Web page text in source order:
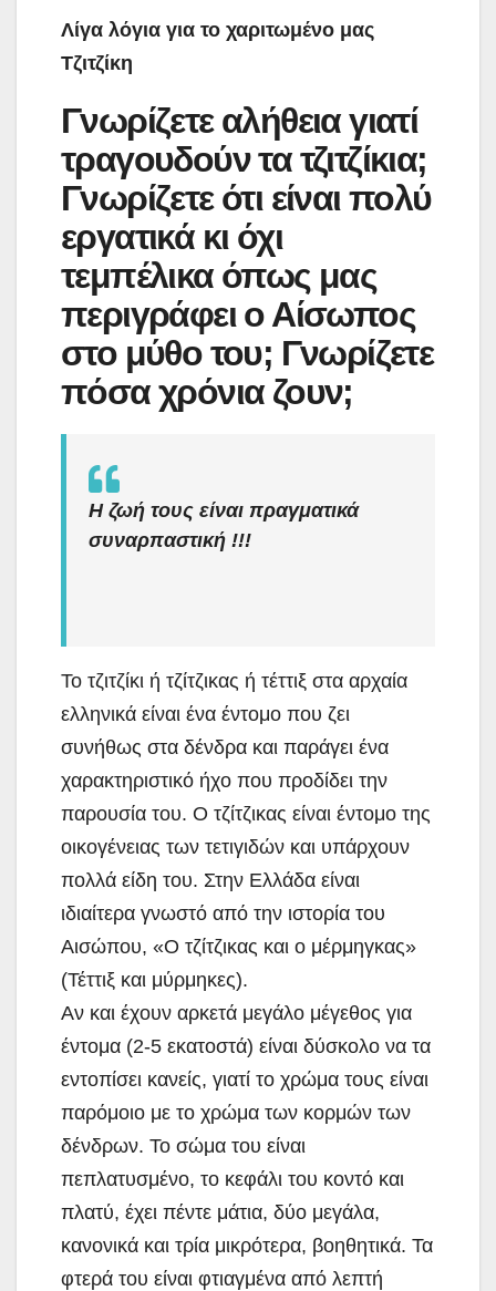
Λίγα λόγια για το χαριτωμένο μας
Τζιτζίκη
Γνωρίζετε αλήθεια γιατί
τραγουδούν τα τζιτζίκια;
Γνωρίζετε ότι είναι πολύ
εργατικά κι όχι
τεμπέλικα όπως μας
περιγράφει ο Αίσωπος
στο μύθο του; Γνωρίζετε
πόσα χρόνια ζουν;
Η ζωή τους είναι πραγματικά
συναρπαστική !!!
Το τζιτζίκι ή τζίτζικας ή τέττιξ στα αρχαία
ελληνικά είναι ένα έντομο που ζει
συνήθως στα δένδρα και παράγει ένα
χαρακτηριστικό ήχο που προδίδει την
παρουσία του. Ο τζίτζικας είναι έντομο της
οικογένειας των τετιγιδών και υπάρχουν
πολλά είδη του. Στην Ελλάδα είναι
ιδιαίτερα γνωστό από την ιστορία του
Αισώπου, «Ο τζίτζικας και ο μέρμηγκας»
(Τέττιξ και μύρμηκες).
Αν και έχουν αρκετά μεγάλο μέγεθος για
έντομα (2-5 εκατοστά) είναι δύσκολο να τα
εντοπίσει κανείς, γιατί το χρώμα τους είναι
παρόμοιο με το χρώμα των κορμών των
δένδρων. Το σώμα του είναι
πεπλατυσμένο, το κεφάλι του κοντό και
πλατύ, έχει πέντε μάτια, δύο μεγάλα,
κανονικά και τρία μικρότερα, βοηθητικά. Τα
φτερά του είναι φτιαγμένα από λεπτή